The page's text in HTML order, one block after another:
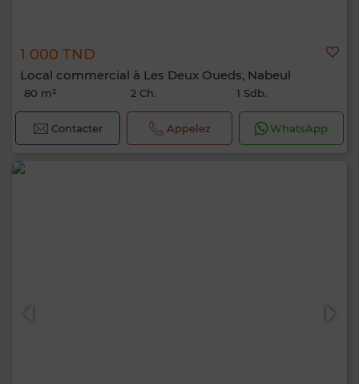
1 000 TND
Local commercial à Les Deux Oueds, Nabeul
80 m² 2 Ch. 1 Sdb.
Contacter Appelez WhatsApp